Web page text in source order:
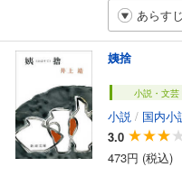
あらす
姨捨
小説・文芸
小説 / 国内小
3.0
473円 (税込)